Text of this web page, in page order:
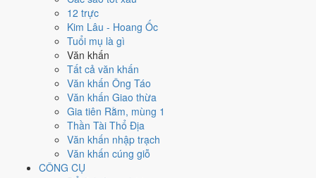
12 trực
Kim Lâu - Hoang Ốc
Tuổi mụ là gì
Văn khấn
Tất cả văn khấn
Văn khấn Ông Táo
Văn khấn Giao thừa
Gia tiên Rằm, mùng 1
Thần Tài Thổ Địa
Văn khấn nhập trạch
Văn khấn cúng giỗ
CÔNG CỤ
Thu nợ - đòi tiền (8/10)
Chấp (ngày nắm giữ, bắt giữ) và gặp Sao Thanh Long hoàng đạo nên
điểm từng việc chênh nhau như bảng dưới.
Cưới hỏi - đính hôn
Tốt
Cưới hỏi - đính hôn hôm nay ở
Hoàng Đạo.
Cách tính ngày tốt
Khai trương - mở cửa hàng
Tốt
Khai trương - mở cửa hàng hôm nay ở